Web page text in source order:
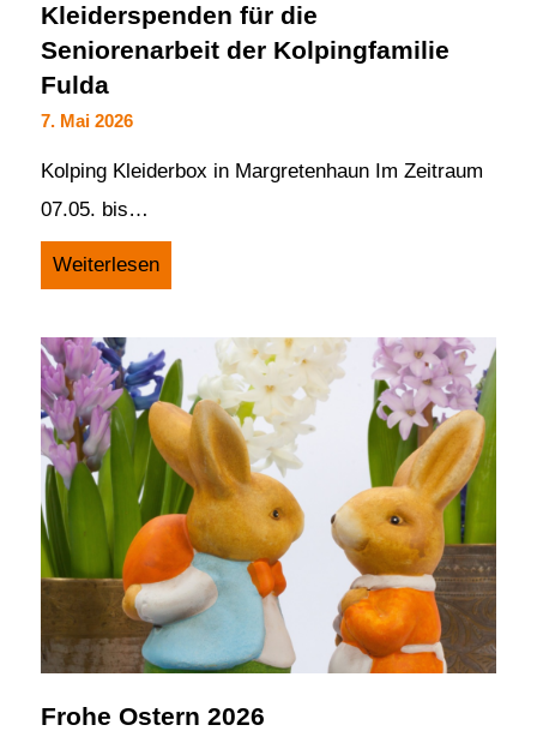
Kleiderspenden für die
Seniorenarbeit der Kolpingfamilie
Fulda
7. Mai 2026
Kolping Kleiderbox in Margretenhaun Im Zeitraum
07.05. bis…
Weiterlesen
Frohe Ostern 2026